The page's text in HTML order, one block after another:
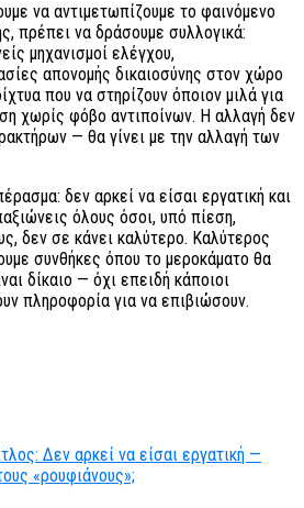
να αντιμετωπίζουμε το φαινόμενο
πρέπει να δράσουμε συλλογικά:
μηχανισμοί ελέγχου,
απονομής δικαιοσύνης στον χώρο
που να στηρίζουν όποιον μιλά για
χωρίς φόβο αντιποίνων. Η αλλαγή δεν
— θα γίνει με την αλλαγή των
δεν αρκεί να είσαι εργατική και
όλους όσοι, υπό πίεση,
δεν σε κάνει καλύτερο. Καλύτερος
συνθήκες όπου το μεροκάματο θα
δίκαιο — όχι επειδή κάποιοι
πληροφορία για να επιβιώσουν.
Δεν αρκεί να είσαι εργατική —
«ρουφιάνους»;